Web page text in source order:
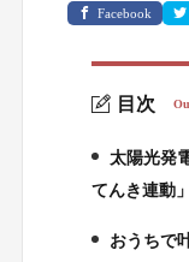
Facebook
目次
1.
太陽光発
てんき連動
2.
おうちで